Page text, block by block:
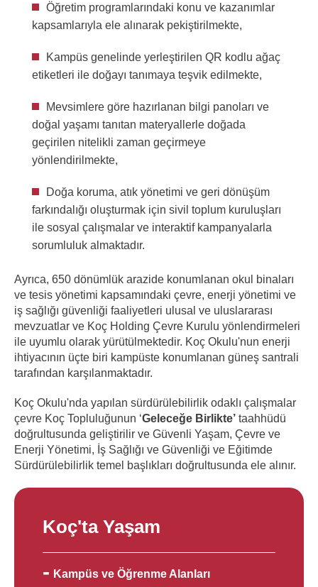
Öğretim programlarındaki konu ve kazanımlar
kapsamlarıyla ele alınarak pekiştirilmekte,
Kampüs genelinde yerleştirilen QR kodlu ağaç
etiketleri ile doğayı tanımaya teşvik edilmekte,
Mevsimlere göre hazırlanan bilgi panoları ve
doğal yaşamı tanıtan materyallerle doğada
geçirilen nitelikli zaman geçirmeye
yönlendirilmekte,
Doğa koruma, atık yönetimi ve geri dönüşüm
farkındalığı oluşturmak için sivil toplum kuruluşları
ile sosyal çalışmalar ve interaktif kampanyalarla
sorumluluk almaktadır.
Ayrıca, 650 dönümlük arazide konumlanan okul binaları
ve tesis yönetimi kapsamındaki çevre, enerji yönetimi ve
iş sağlığı güvenliği faaliyetleri ulusal ve uluslararası
mevzuatlar ve Koç Holding Çevre Kurulu yönlendirmeleri
ile uyumlu olarak yürütülmektedir. Koç Okulu'nun enerji
ihtiyacının üçte biri kampüste konumlanan güneş santrali
tarafından karşılanmaktadır.
Koç Okulu'nda yapılan sürdürülebilirlik odaklı çalışmalar
çevre Koç Topluluğunun ‘Geleceğe Birlikte’ taahhüdü
doğrultusunda geliştirilir ve Güvenli Yaşam, Çevre ve
Enerji Yönetimi, İş Sağlığı ve Güvenliği ve Eğitimde
Sürdürülebilirlik temel başlıkları doğrultusunda ele alınır.
Koç'ta Yaşam
Kampüs ve Öğrenme Alanları